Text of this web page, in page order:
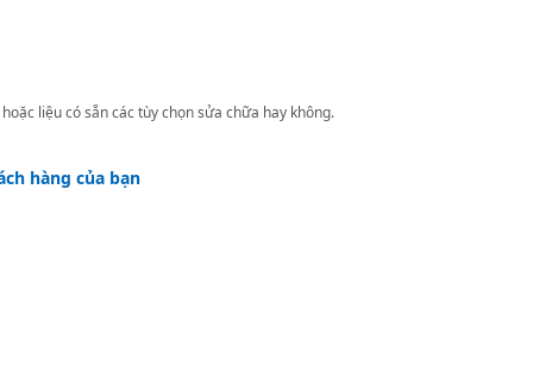
liệu có sẵn các tùy chọn sửa chữa hay không.
hàng của bạn